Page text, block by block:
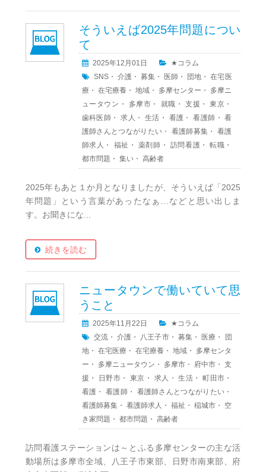
そういえば2025年問題につい
て
2025年12月01日
★コラム
SNS・ 介護・ 募集・ 医師 ・ 団地 ・在宅医
療 ・ 在宅療養 ・ 地域 ・ 多摩センター ・ 多摩ニ
ュータウン ・ 多摩市 ・ 就職 ・ 支援 ・東京 ・
歯科医師 ・求人 ・ 生活 ・ 看護 ・看護師 ・看
護師さんとつながりたい ・ 看護師募集 ・看護
師求人 ・ 福祉 ・ 薬剤師 ・ 訪問看護 ・転職 ・
都市問題 ・ 集い・ 高齢者
2025年もあと１か月となりましたが、そういえば「2025
年問題」という言葉があったなぁ…などと思い出しま
す。お聞きにな...
続きを読む
ニュータウンで働いていて思
うこと
2025年11月22日
★コラム
交流・ 介護 ・ 八王子市・ 募集 ・ 医療 ・
団
地・ 在宅医療 ・ 在宅療養 ・地域 ・ 多摩センタ
ー ・ 多摩ニュータウン ・ 多摩市 ・ 府中市 ・支
援 ・ 日野市 ・東京 ・ 求人 ・生活 ・町田市 ・
看護 ・ 看護師・ 看護師さんとつながりたい ・
看護師募集・ 看護師求人 ・福祉 ・稲城市 ・ 空
き家問題 ・ 都市問題 ・ 高齢者
訪問看護ステーションは～とふる多摩センターの主な活
動場所は多摩市全域、八王子市東部、日野市南東部、府